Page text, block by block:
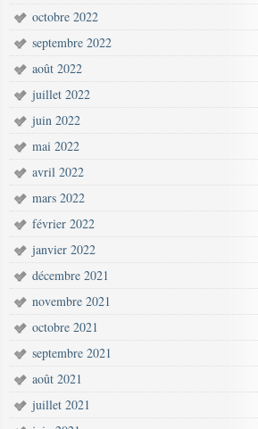
octobre 2022
septembre 2022
août 2022
juillet 2022
juin 2022
mai 2022
avril 2022
mars 2022
février 2022
janvier 2022
décembre 2021
novembre 2021
octobre 2021
septembre 2021
août 2021
juillet 2021